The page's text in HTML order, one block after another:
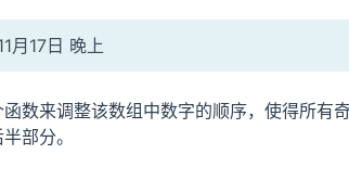
月17日 晚上
数来调整该数组中数字的顺序，使得所有
部分。